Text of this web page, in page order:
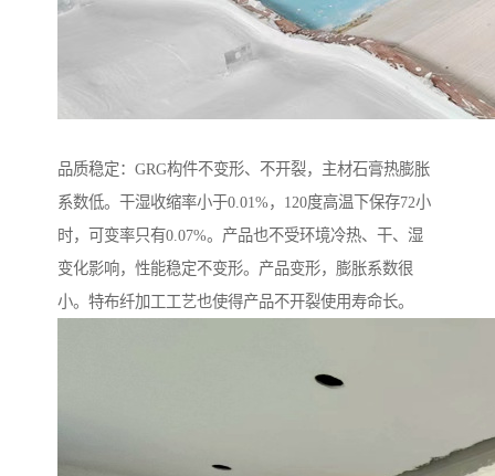
品质稳定：GRG构件不变形、不开裂，主材石膏热膨胀
系数低。干湿收缩率小于0.01%，120度高温下保存72小
时，可变率只有0.07%。产品也不受环境冷热、干、湿
变化影响，性能稳定不变形。产品变形，膨胀系数很
小。特布纤加工工艺也使得产品不开裂使用寿命长。